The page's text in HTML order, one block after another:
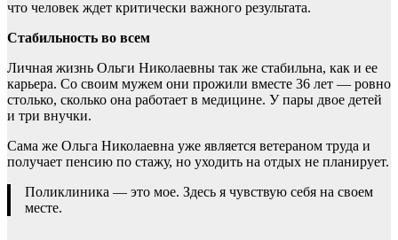
что человек ждет критически важного результата.
Стабильность во всем
Личная жизнь Ольги Николаевны так же стабильна, как и ее
карьера. Со своим мужем они прожили вместе 36 лет — ровно
столько, сколько она работает в медицине. У пары двое детей
и три внучки.
Сама же Ольга Николаевна уже является ветераном труда и
получает пенсию по стажу, но уходить на отдых не планирует.
Поликлиника — это мое. Здесь я чувствую себя на своем
месте.